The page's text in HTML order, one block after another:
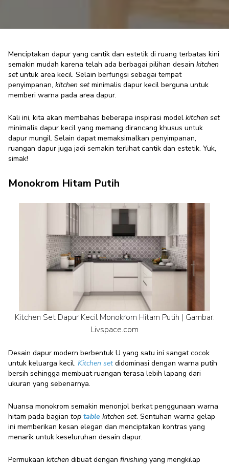
6 Model Kitchen Set Minimalis
Dapur Kecil yang Bikin Terlihat
Luas
Furniture Enthusiast·14 November 2024
Menciptakan dapur yang cantik dan estetik di ruang terbatas kini
semakin mudah karena telah ada berbagai pilihan desain kitchen
setuntuk area kecil. Selain berfungsi sebagai tempat
penyimpanan, kitchen setminimalis dapur kecil berguna untuk
memberi warna pada area dapur.
Kali ini, kita akan membahas beberapa inspirasi model kitchen set
minimalis dapur kecil yang memang dirancang khusus untuk
dapur mungil. Selain dapat memaksimalkan penyimpanan,
ruangan dapur juga jadi semakin terlihat cantik dan estetik. Yuk,
simak!
Monokrom Hitam Putih
Kitchen Set Dapur Kecil Monokrom Hitam Putih | Gambar:
Livspace.com
Desain dapur modern berbentuk U yang satu ini sangat cocok
untuk keluarga kecil. Kitchen setdidominasi dengan warna putih
bersih sehingga membuat ruangan terasa lebih lapang dari
ukuran yang sebenarnya.
Nuansa monokrom semakin menonjol berkat penggunaan warna
hitam pada bagian top table kitchen set. Sentuhan warna gelap
ini memberikan kesan elegan dan menciptakan kontras yang
menarik untuk keseluruhan desain dapur.
Permukaan kitchen dibuat dengan finishing yang mengkilap